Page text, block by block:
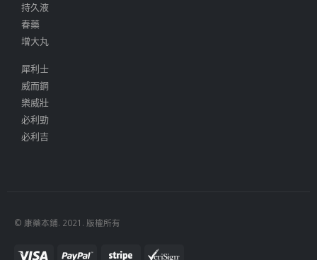
持久液
春藥
增大丸
犀利士
威而鋼
樂威壯
必利勁
必利吉
© 康藥本鋪. 2021. 版權所有